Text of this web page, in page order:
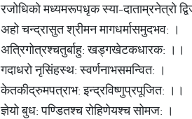
रजोधिको मध्यमरूपधृक स्या-दाताम्रनेत्रो
अहो चन्द्रासुत श्रीमन मागधर्मासमुदभव: ।
अत्रिगोत्रश्चतुर्बाहु: खड्गखेटकधारक: ।।
गदाधरो नृसिंहस्थ: स्वर्णनाभसमन्वित: ।
केतकीद्रुमपत्राभ: इन्द्रविष्णुप्रपूजित: ।।
ज्ञेयो बुध: पण्डितश्च रोहिणेयश्च सोमज: ।